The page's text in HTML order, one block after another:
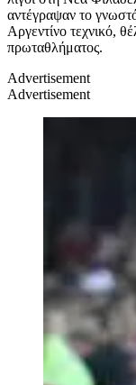
αντέγραψαν το
Αργεντίνο τεχνικό,
πρωταθλήματος.
Advertisement
Advertisement